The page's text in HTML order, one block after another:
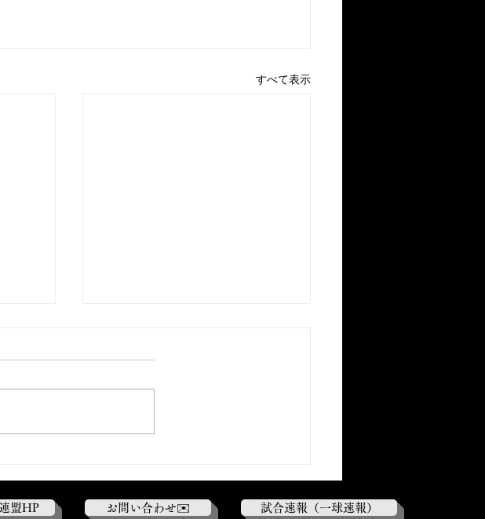
すべて表示
院大学14-4○
盟HP お問い合わせ✉️ 試合速報（一球速報）